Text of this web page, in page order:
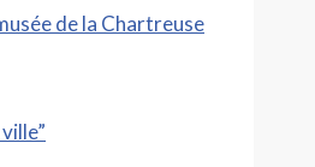
de la Chartreuse